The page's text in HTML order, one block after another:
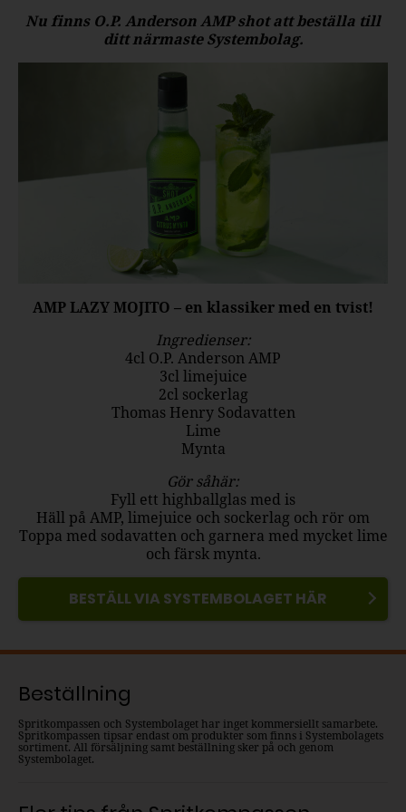
Nu finns O.P. Anderson AMP shot att beställa till
ditt närmaste Systembolag.
AMP LAZY MOJITO – en klassiker med en tvist!
Ingredienser:
4cl O.P. Anderson AMP
3cl limejuice
2cl sockerlag
Thomas Henry Sodavatten
Lime
Mynta
Gör såhär:
Fyll ett highballglas med is
Häll på AMP, limejuice och sockerlag och rör om
Toppa med sodavatten och garnera med mycket lime
och färsk mynta.
BESTÄLL VIA SYSTEMBOLAGET HÄR
Beställning
Spritkompassen och Systembolaget har inget kommersiellt samarbete.
Spritkompassen tipsar endast om produkter som finns i Systembolagets
sortiment. All försäljning samt beställning sker på och genom
Systembolaget.